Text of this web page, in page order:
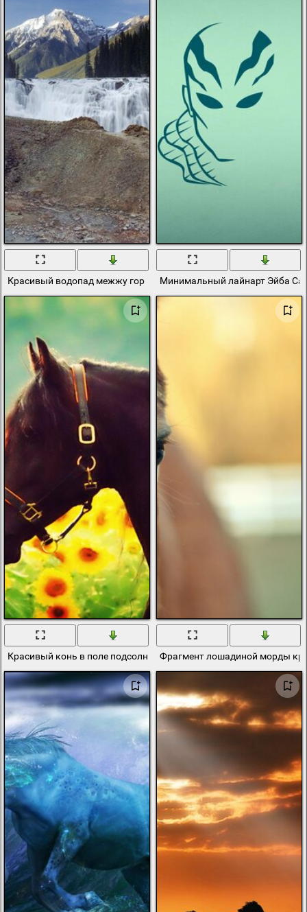
Красивый водопад межжу гор в КолумбииМинимальный лайнарт Эйба
Красивый конь в поле подсолнуховФрагмент лошадиной морды